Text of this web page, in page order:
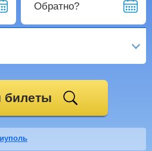
Обратно?
билеты